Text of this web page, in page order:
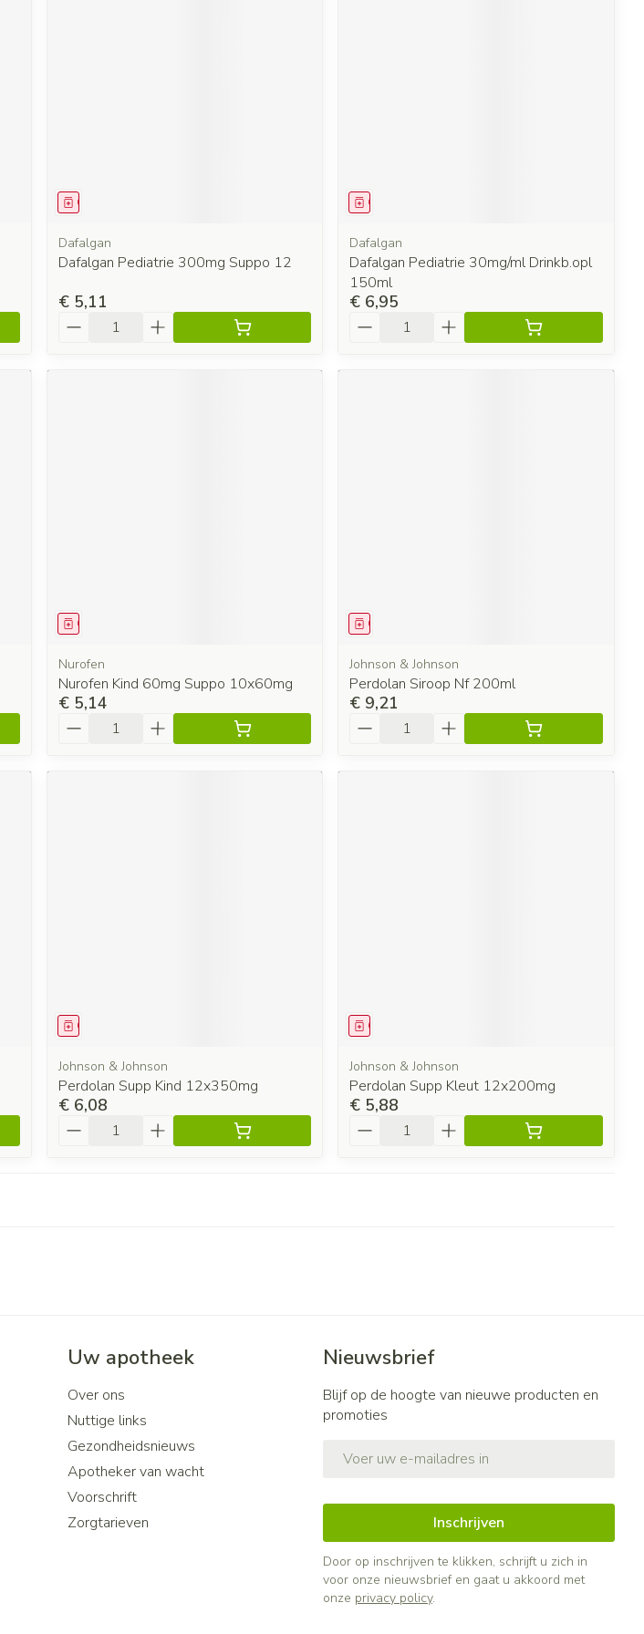
Geneesmiddel
Dafalgan
Dafalgan Pediatrie 300mg Suppo 12
€ 5,11
Geneesmiddel
Dafalgan
Dafalgan Pediatrie 30mg/ml Drinkb.opl
150ml
€ 6,95
Geneesmiddel
Nurofen
Nurofen Kind 60mg Suppo 10x60mg
€ 5,14
Geneesmiddel
Johnson & Johnson
Perdolan Siroop Nf 200ml
€ 9,21
Geneesmiddel
Johnson & Johnson
Perdolan Supp Kind 12x350mg
€ 6,08
Geneesmiddel
Johnson & Johnson
Perdolan Supp Kleut 12x200mg
€ 5,88
Uw apotheek
Over ons
Nuttige links
Gezondheidsnieuws
Apotheker van wacht
Voorschrift
Zorgtarieven
Nieuwsbrief
Blijf op de hoogte van nieuwe producten en
promoties
Inschrijven
Door op inschrijven te klikken, schrijft u zich in
voor onze nieuwsbrief en gaat u akkoord met
onze privacy policy.